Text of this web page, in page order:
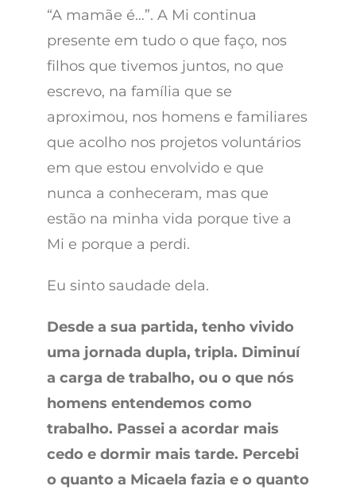
“A mamãe é…”. A Mi continua
presente em tudo o que faço, nos
filhos que tivemos juntos, no que
escrevo, na família que se
aproximou, nos homens e familiares
que acolho nos projetos voluntários
em que estou envolvido e que
nunca a conheceram, mas que
estão na minha vida porque tive a
Mi e porque a perdi.
Eu sinto saudade dela.
Desde a sua partida, tenho vivido
uma jornada dupla, tripla. Diminuí
a carga de trabalho, ou o que nós
homens entendemos como
trabalho. Passei a acordar mais
cedo e dormir mais tarde. Percebi
o quanto a Micaela fazia e o quanto